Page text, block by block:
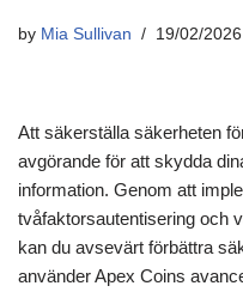
by Mia Sullivan 19/02/2026
Att säkerställa säkerheten
avgörande för att skydda
information. Genom att
tvåfaktorsautentisering och
kan du avsevärt förbättra
använder Apex Coins